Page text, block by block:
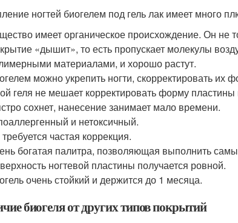
ногтей биогелем под гель лак имеет много
имеет органическое происхождение. Он не
«дышит», то есть пропускает молекулы
материалами, и хорошо растут.
можно укрепить ногти, скорректировать их
геля не мешает корректировать форму
сохнет, нанесение занимает мало времени.
и нетоксичный.
частая коррекция.
богатая палитра, позволяющая выполнить
ногтевой пластины получается ровной.
очень стойкий и держится до 1 месяца.
биогеля от других типов покрытий